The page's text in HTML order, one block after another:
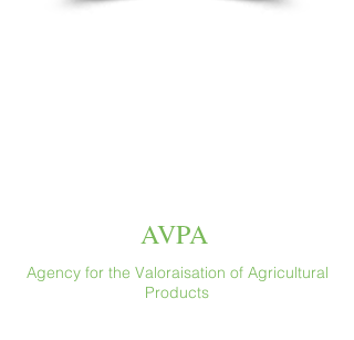
AVPA
Agency for the Valoraisation of Agricultural
Products